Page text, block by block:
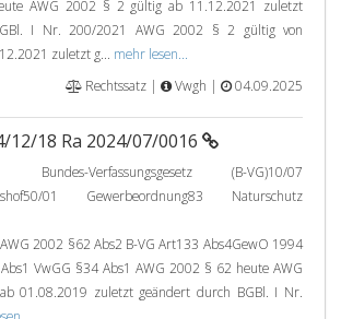
AWG 2002 § 2 gültig ab 11.12.2021 zuletzt
I Nr. 200/2021 AWG 2002 § 2 gültig von
zuletzt g... mehr lesen...
Rechtssatz |
Vwgh | 04.09.2025
12/18 Ra 2024/07/0016
Verfassungsgesetz (B-VG)10/07
01 Gewerbeordnung83 Naturschutz
2002 §62 Abs2 B-VG Art133 Abs4GewO 1994
VwGG §34 Abs1 AWG 2002 § 62 heute AWG
01.08.2019 zuletzt geändert durch BGBl. I Nr.